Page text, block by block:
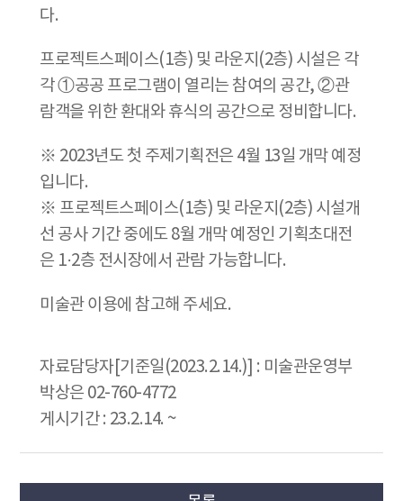
다.
프로젝트스페이스(1층) 및 라운지(2층) 시설은 각
각 ①공공 프로그램이 열리는 참여의 공간, ②관
람객을 위한 환대와 휴식의 공간으로 정비합니다.
※ 2023년도 첫 주제기획전은 4월 13일 개막 예정
입니다.
※ 프로젝트스페이스(1층) 및 라운지(2층) 시설개
선 공사 기간 중에도 8월 개막 예정인 기획초대전
은 1·2층 전시장에서 관람 가능합니다.
미술관 이용에 참고해 주세요.
자료담당자[기준일(2023.2.14.)] : 미술관운영부
박상은 02-760-4772
게시기간 : 23.2.14. ~